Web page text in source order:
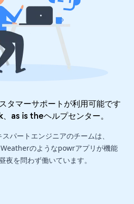
マーサポートが利用可能です
as is theヘルプセンター。
パートエンジニアのチームは、
のようなpowrアプリが機能
夜を問わず働いています。